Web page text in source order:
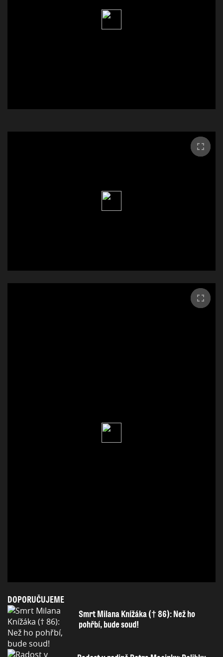
DOPORUČUJEME
Smrt Milana Knížáka († 86): Než ho
pohřbí, bude soud!